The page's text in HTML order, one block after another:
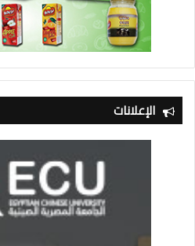
الإعلانات